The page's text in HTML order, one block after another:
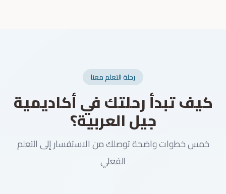
رحلة التعلم معنا
كيف تبدأ رحلتك في أكاديمية
جيل العربية؟
خمس خطوات واضحة توصلك من الاستفسار إلى التعلم
الفعلي